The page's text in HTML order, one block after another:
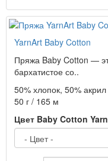
YarnArt Baby Cotton
Пряжа Baby Cotton —
бархатистое со..
50% хлопок, 50% акрил
50 г / 165 м
Цвет Baby Cotton